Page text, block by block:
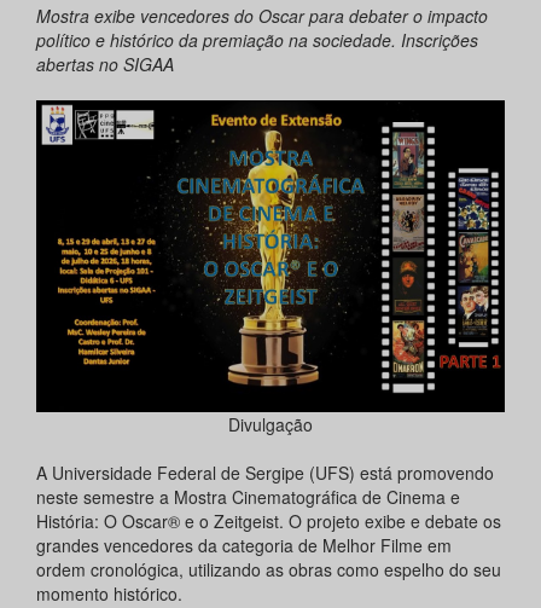
Mostra exibe vencedores do Oscar para debater o impacto
político e histórico da premiação na sociedade. Inscrições
abertas no SIGAA
Divulgação
A Universidade Federal de Sergipe (UFS) está promovendo
neste semestre a Mostra Cinematográfica de Cinema e
História: O Oscar® e o Zeitgeist. O projeto exibe e debate os
grandes vencedores da categoria de Melhor Filme em
ordem cronológica, utilizando as obras como espelho do seu
momento histórico.